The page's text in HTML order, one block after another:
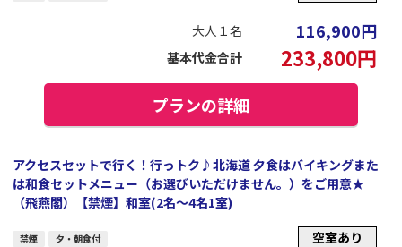
大人１名 116,900円
基本代金合計 233,800円
プランの詳細
アクセスセットで行く！行っトク♪北海道 夕食はバイキングまた
は和食セットメニュー（お選びいただけません。）をご用意★
（飛燕閣）【禁煙】和室(2名～4名1室)
禁煙 夕・朝食付 空室あり